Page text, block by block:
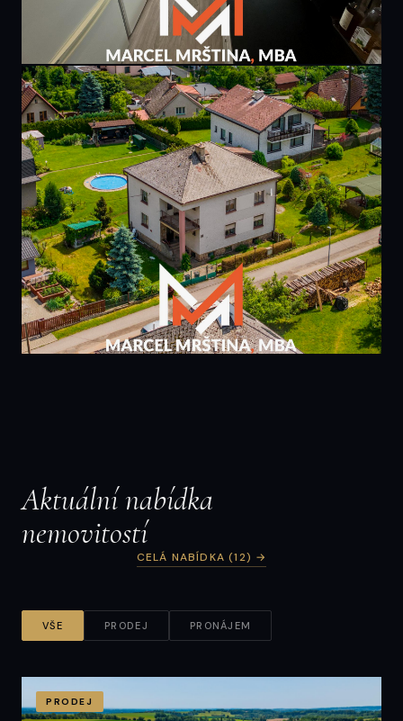
PRODÁNO
6 495 000 Kč
bytu 3+1 | 81m² | Praha, Chodov
81 m² · Praha 4
Aktuální nabídka
nemovitostí
CELÁ NABÍDKA (12) →
VŠE PRODEJ PRONÁJEM
PRODEJ